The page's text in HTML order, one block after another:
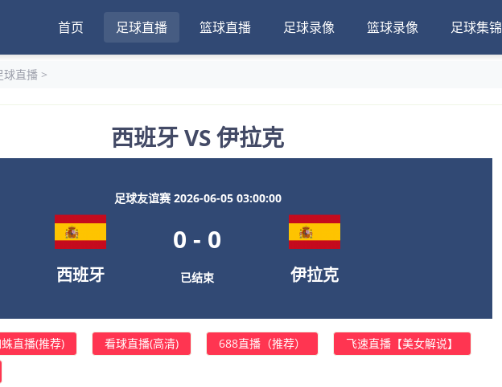
首页 足球直播 篮球直播 足球录像 篮球录像 足球集锦
球直播 >
西班牙 VS 伊拉克
足球友谊赛 2026-06-05 03:00:00
西班牙
0 - 0
已结束 伊拉克
直播(推荐) 看球直播(高清) 688直播（推荐）
飞速直播【美女解说】